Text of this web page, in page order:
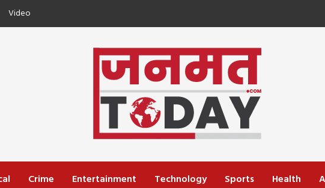
Video
Crime Entertainment Technology Sports Health